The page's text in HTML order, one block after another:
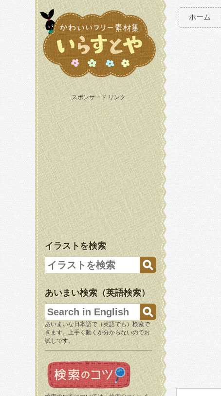
スポンサード リンク
イラストを検索
あいまい検索（英語検索）
あいまいな日本語で（英語でも）検索で
きます。上手く動くか分からないのでお
試しです。
ホーム